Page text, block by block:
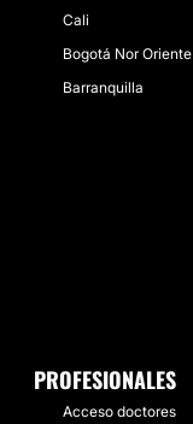
Cali
Bogotá Nor Oriente
Barranquilla
PROFESIONALES
Acceso doctores